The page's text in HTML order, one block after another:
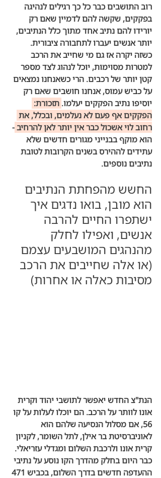
רוב התושבים כבר כל כך רגילים לנהיגה
בפקקים, שקשה להם לדמיין שאם רק
יורידו להם נתיב אחד מתוך כלל הנתיבים,
יותר אנשים יעברו לתחבורה ציבורית.
כשזה יקרה אז גם מי שחייב את הרכב
למטרות מסוימות, יוכל לנהוג לצד מספר
קטן יותר של רכבים. הרי כשאנחנו נמצאים
על כביש עמוס, אנחנו חושבים שאם רק
יוסיפו נתיב הפקקים יעלמו. תזכורת:
הפקקים אף פעם לא נעלמים, ובכלל, את
רחוב לוי אשכול כבר אין יותר לאן להרחיב -
הוא מוקף בבנייני מגורים חדשים שלא
עתידים לההירס בשנים הקרובות לטובת
נתיבים נוספים.
החשש מהפחתת הנתיבים
הוא מובן, בואו נדגים איך
ישתפרו החיים להרבה
אנשים, ואפילו לחלק
מהנהגים המושבעים עצמם
(או אלה שחייבים את הרכב
מסיבות כאלה או אחרות)
הנת"צ החדש יאפשר לתושבי יהוד וקרית
אונו לוותר על הרכב. הם יוכלו לעלות על קו
56, אם מסלול הנסיעה שלהם הוא
לאוניברסיטת בר אילן, לתל השומר, לקניון
קרית אונו ולרכבת השלום ומגדלי עזריאלי.
כבר היום בחלק מהדרך הקו נוסע על נתיבי